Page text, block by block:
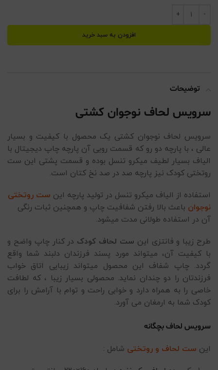
افزودن به سبد خرید
توضیحات
سرویس لحاف نوجوان کشتی
سرویس لحاف نوجوان کشتی یک محصول با کیفیت و بسیار
عالی ، با پارچه دو رو که قسمت رویی آن پارچه چاپ دیجیتال با
الیاف بسیار لطیف میکرو تنسل بوده و قسمت پشتی این ست
روتختی کودک نیز پارچه صد در صد نخ کتان است.
استفاده از الیاف میکرو تنسل در تولید پارچه این ست روتختی
نوجوان باعث بالا رفتن شفافیت چاپ و همچنین ثبات رنگی
آن در استفاده طولانی مدت میشود.
طرح زیبا و فانتزی این ست لحاف کودک در کنار چاپ واضح و
با کیفیت آن، میتواند مورد پسند فرزندان دلبند شما واقع
گردد. چاپ شفاف این محصول میتواند زیبایی اتاق خواب
فرزندتان را دو چندان نماید. محصولی بسیار زیبا ، که لطافت
خاصی را به همراه دارد و خوابی راحت و توام با آرامش را برای
کودک شما به ارمغان می آورد.
سرویس لحاف بچگانه
این ست لحاف و روتختی شامل :